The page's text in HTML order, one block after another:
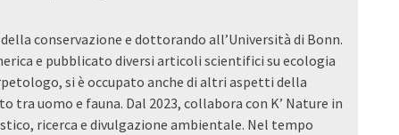
conservazione e dottorando all’Università di Bonn.
e pubblicato diversi articoli scientifici su ecologia
si è occupato anche di altri aspetti della
tra uomo e fauna. Dal 2023, collabora con K’ Nature in
ricerca e divulgazione ambientale. Nel tempo